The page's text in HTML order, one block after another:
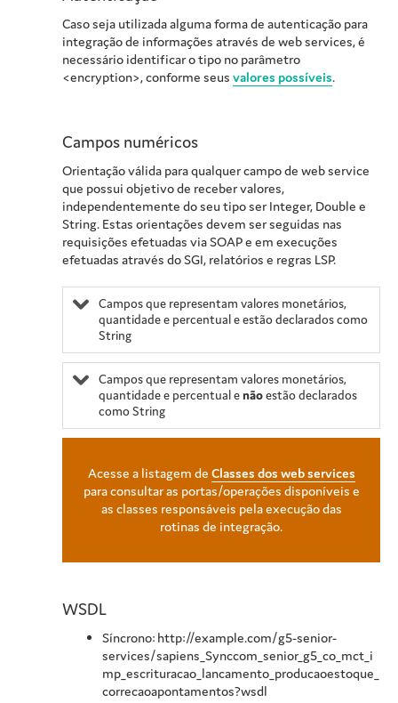
Caso seja utilizada alguma forma de autenticação para
integração de informações através de web services, é
necessário identificar o tipo no parâmetro
<encryption>, conforme seus valores possíveis.
Campos numéricos
Orientação válida para qualquer campo de web service
que possui objetivo de receber valores,
independentemente do seu tipo ser Integer, Double e
String. Estas orientações devem ser seguidas nas
requisições efetuadas via SOAP e em execuções
efetuadas através do SGI, relatórios e regras LSP.
Campos que representam valores monetários,
quantidade e percentual e estão declarados como
String
Campos que representam valores monetários,
quantidade e percentual e nãoestão declarados
como String
Acesse a listagem de Classes dos web services
para consultar as portas/operações disponíveis e
as classes responsáveis pela execução das
rotinas de integração.
WSDL
Síncrono: http://example.com/g5-senior-
services/sapiens_Synccom_senior_g5_co_mct_i
mp_escrituracao_lancamento_producaoestoque_
correcaoapontamentos?wsdl